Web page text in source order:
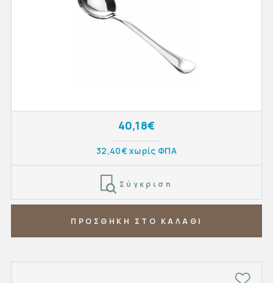
40,18€
32,40€ χωρίς ΦΠΑ
Σύγκριση
ΠΡΟΣΘΗΚΗ ΣΤΟ ΚΑΛΑΘΙ